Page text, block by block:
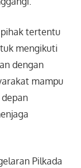
tertentu
mengikuti
dengan
mampu
Pilkada